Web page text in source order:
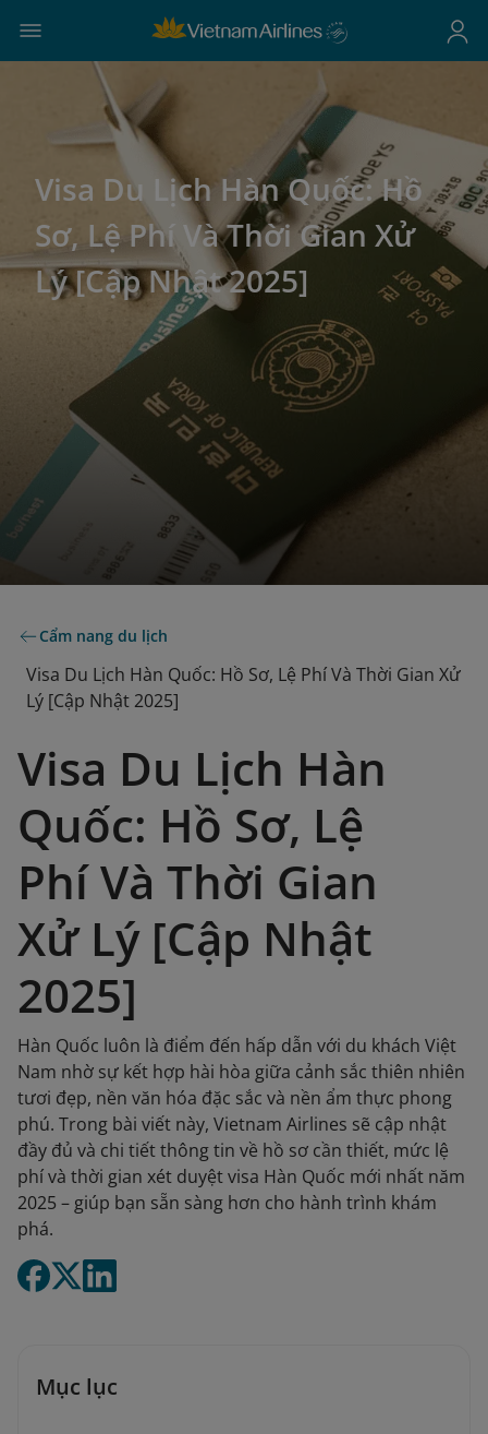
Visa Du Lịch Hàn Quốc: Hồ
Sơ, Lệ Phí Và Thời Gian Xử
Lý [Cập Nhật 2025]
Cẩm nang du lịch
Visa Du Lịch Hàn Quốc: Hồ Sơ, Lệ Phí Và Thời Gian Xử
Lý [Cập Nhật 2025]
Visa Du Lịch Hàn
Quốc: Hồ Sơ, Lệ
Phí Và Thời Gian
Xử Lý [Cập Nhật
2025]
Hàn Quốc luôn là điểm đến hấp dẫn với du khách Việt
Nam nhờ sự kết hợp hài hòa giữa cảnh sắc thiên nhiên
tươi đẹp, nền văn hóa đặc sắc và nền ẩm thực phong
phú. Trong bài viết này, Vietnam Airlines sẽ cập nhật
đầy đủ và chi tiết thông tin về hồ sơ cần thiết, mức lệ
phí và thời gian xét duyệt visa Hàn Quốc mới nhất năm
2025 – giúp bạn sẵn sàng hơn cho hành trình khám
phá.
Mục lục